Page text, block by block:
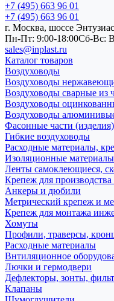
+7 (495) 663 96 01
+7 (495) 663 96 01
г. Москва, шоссе
Пн-Пт: 9:00-18:00Cб-Вс:
sales@inplast.ru
Каталог товаров
Воздуховоды
Воздуховоды
Воздуховоды сварные из
Воздуховоды
Воздуховоды
Фасонные части (изделия)
Гибкие воздуховоды
Расходные материалы,
Изоляционные материалы
Ленты самоклеющиеся,
Крепеж для
Анкеры и дюбили
Метрический крепеж и
Крепеж для монтажа
Хомуты
Профили, траверсы,
Расходные материалы
Внтиляционное
Лючки и гермодвери
Дефлекторы, зонты,
Клапаны